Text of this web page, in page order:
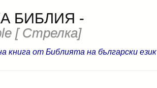
БИБЛИЯ -
[ Стрелка]
книга от Библията на български език